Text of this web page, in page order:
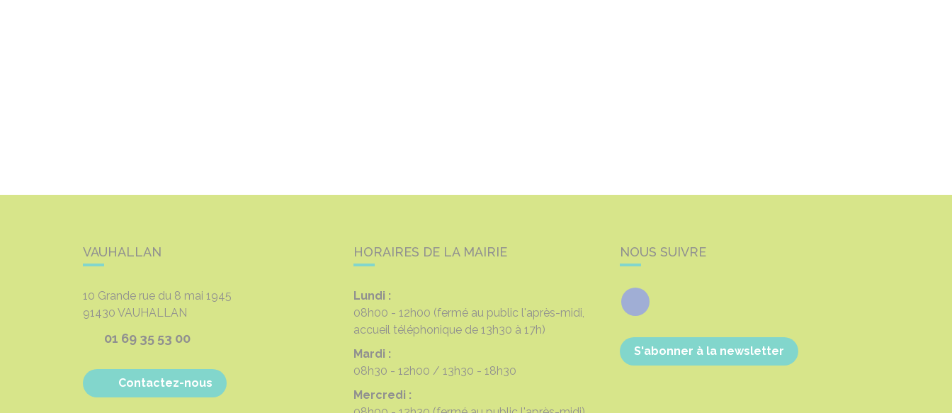
VAUHALLAN
10 Grande rue du 8 mai 1945
91430 VAUHALLAN
01 69 35 53 00
Contactez-nous
HORAIRES DE LA MAIRIE
Lundi :
08h00 - 12h00 (fermé au public l'après-midi,
accueil téléphonique de 13h30 à 17h)
Mardi :
08h30 - 12h00
13h30 - 18h30
Mercredi :
NOUS SUIVRE
Facebook
S'abonner à la newsletter